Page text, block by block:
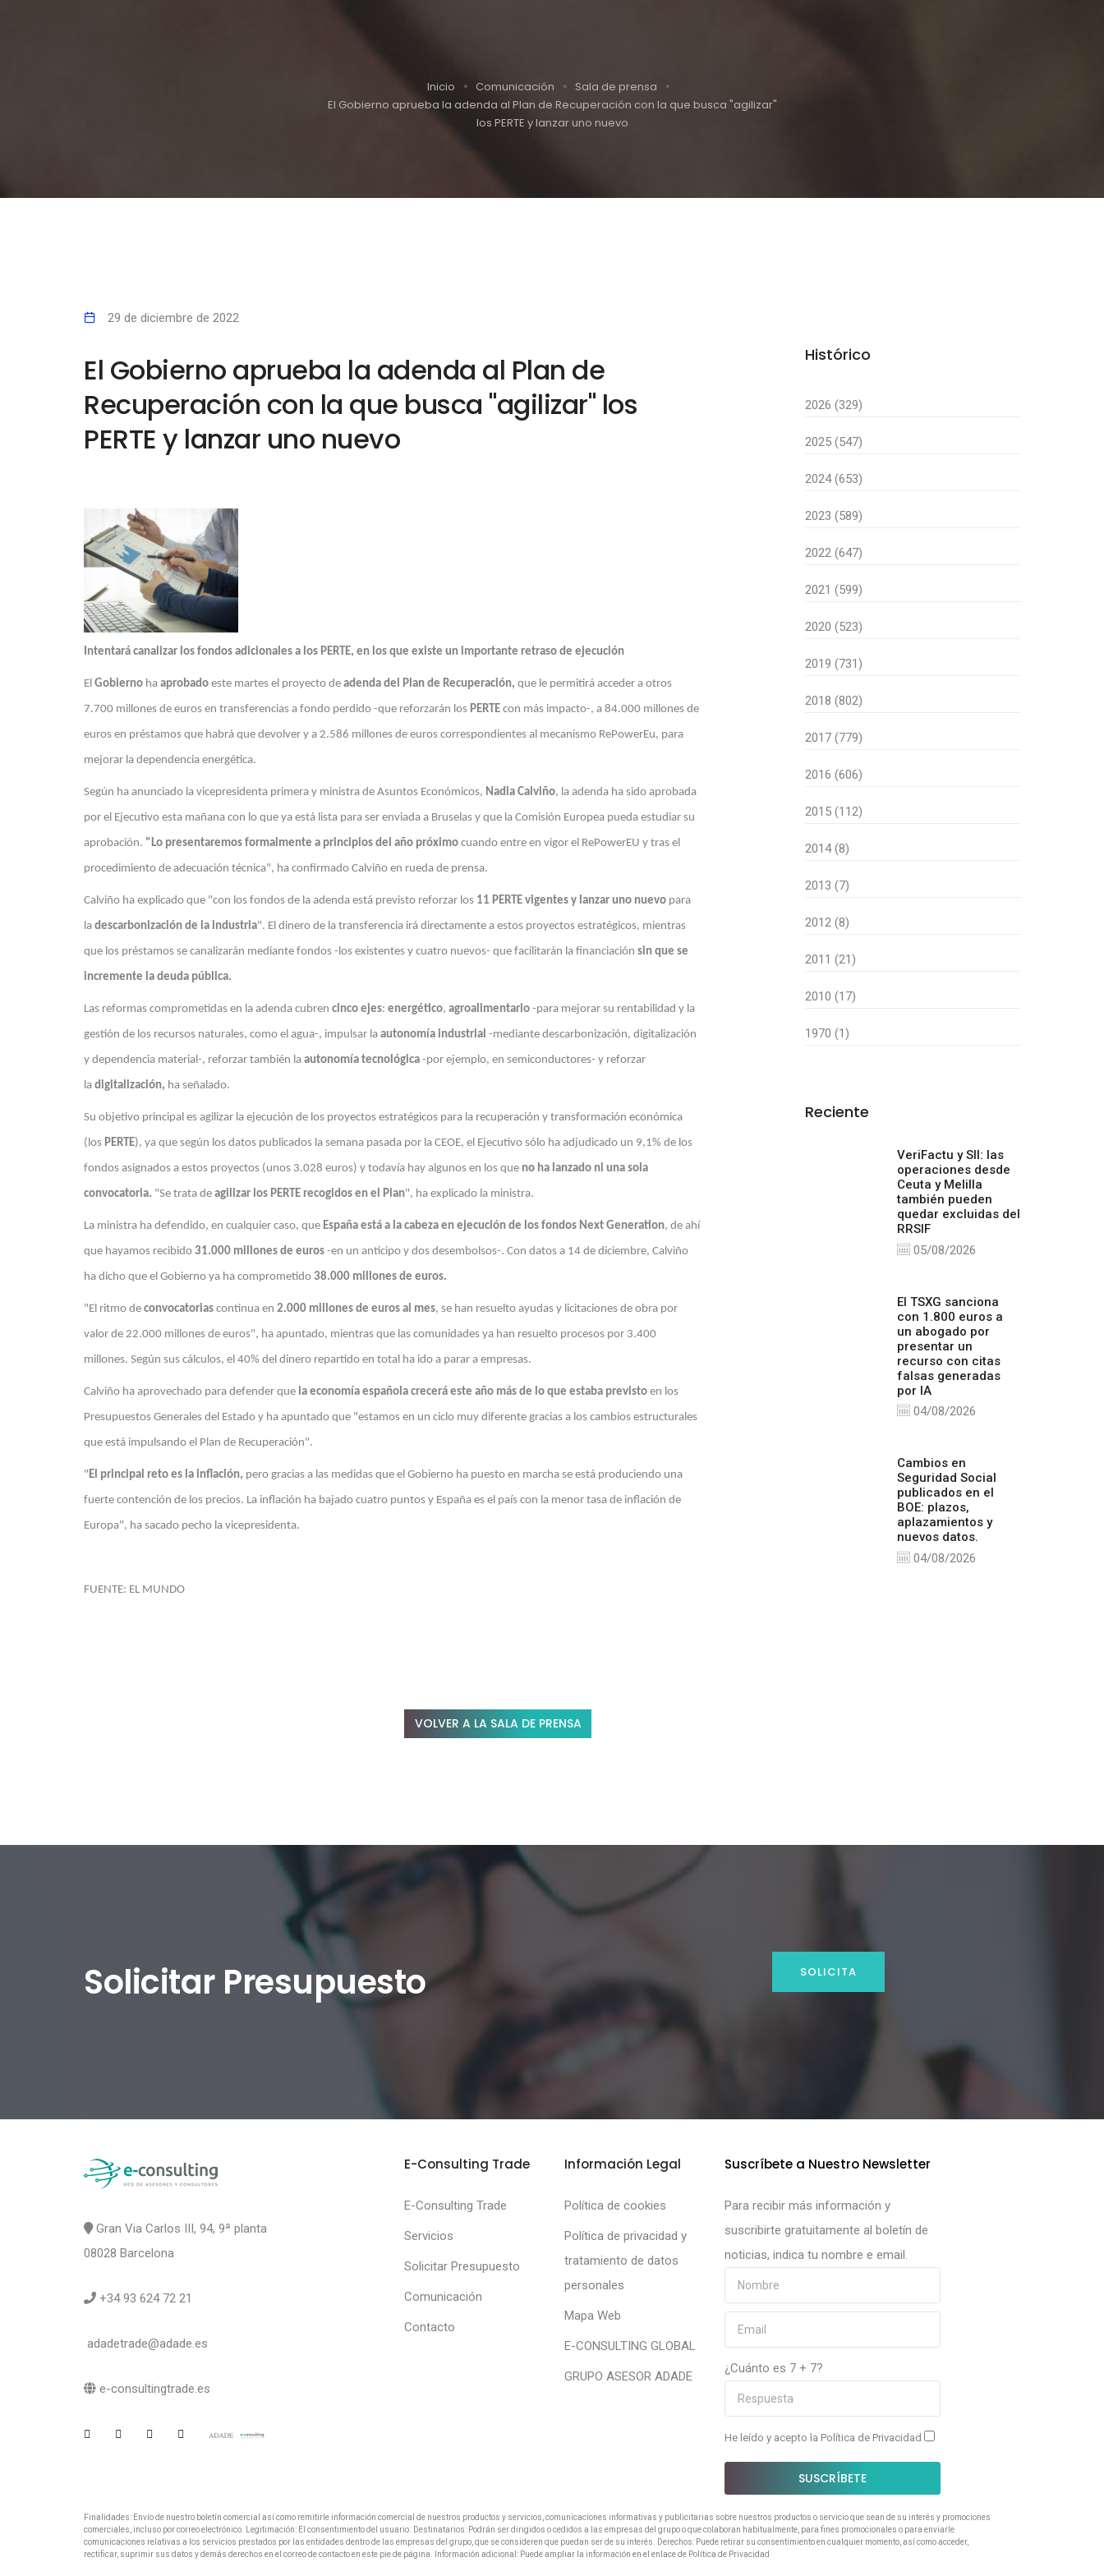
Inicio Comunicación
Sala de prensa
El Gobierno aprueba la adenda al Plan de Recuperación con la que busca "agilizar"
los PERTE y lanzar uno nuevo
29 de diciembre de 2022
El Gobierno aprueba la adenda al Plan de
Recuperación con la que busca "agilizar" los
PERTE y lanzar uno nuevo
Intentará canalizar los fondos adicionales a los PERTE, en los que existe un importante retraso de ejecución
El Gobierno ha aprobado este martes el proyecto de adenda del Plan de Recuperación, que le permitirá acceder a otros
7.700 millones de euros en transferencias a fondo perdido -que reforzarán los PERTE con más impacto-, a 84.000 millones de
euros en préstamos que habrá que devolver y a 2.586 millones de euros correspondientes al mecanismo RePowerEu, para
mejorar la dependencia energética.
Según ha anunciado la vicepresidenta primera y ministra de Asuntos Económicos, Nadia Calviño, la adenda ha sido aprobada
por el Ejecutivo esta mañana con lo que ya está lista para ser enviada a Bruselas y que la Comisión Europea pueda estudiar su
aprobación. "Lo presentaremos formalmente a principios del año próximo cuando entre en vigor el RePowerEU y tras el
procedimiento de adecuación técnica", ha confirmado Calviño en rueda de prensa.
Calviño ha explicado que "con los fondos de la adenda está previsto reforzar los 11 PERTE vigentes y lanzar uno nuevo para
la descarbonización de la industria". El dinero de la transferencia irá directamente a estos proyectos estratégicos, mientras
que los préstamos se canalizarán mediante fondos -los existentes y cuatro nuevos- que facilitarán la financiación sin que se
incremente la deuda pública.
Las reformas comprometidas en la adenda cubren cinco ejes: energético, agroalimentario -para mejorar su rentabilidad y la
gestión de los recursos naturales, como el agua-, impulsar la autonomía industrial -mediante descarbonización, digitalización
y dependencia material-, reforzar también la autonomía tecnológica -por ejemplo, en semiconductores- y reforzar
la digitalización, ha señalado.
Su objetivo principal es agilizar la ejecución de los proyectos estratégicos para la recuperación y transformación económica
(los PERTE), ya que según los datos publicados la semana pasada por la CEOE, el Ejecutivo sólo ha adjudicado un 9,1% de los
fondos asignados a estos proyectos (unos 3.028 euros) y todavía hay algunos en los que no ha lanzado ni una sola
convocatoria. "Se trata de agilizar los PERTE recogidos en el Plan", ha explicado la ministra.
La ministra ha defendido, en cualquier caso, que España está a la cabeza en ejecución de los fondos Next Generation, de ahí
que hayamos recibido 31.000 millones de euros -en un anticipo y dos desembolsos-. Con datos a 14 de diciembre, Calviño
ha dicho que el Gobierno ya ha comprometido 38.000 millones de euros.
"El ritmo de convocatorias continua en 2.000 millones de euros al mes, se han resuelto ayudas y licitaciones de obra por
valor de 22.000 millones de euros", ha apuntado, mientras que las comunidades ya han resuelto procesos por 3.400
millones. Según sus cálculos, el 40% del dinero repartido en total ha ido a parar a empresas.
Calviño ha aprovechado para defender que la economía española crecerá este año más de lo que estaba previsto en los
Presupuestos Generales del Estado y ha apuntado que "estamos en un ciclo muy diferente gracias a los cambios estructurales
que está impulsando el Plan de Recuperación".
" El principal reto es la inflación, pero gracias a las medidas que el Gobierno ha puesto en marcha se está produciendo una
fuerte contención de los precios. La inflación ha bajado cuatro puntos y España es el país con la menor tasa de inflación de
Europa", ha sacado pecho la vicepresidenta.
FUENTE: EL MUNDO
VOLVER A LA SALA DE PRENSA
Histórico
2026 (329)
2025 (547)
2024 (653)
2023 (589)
2022 (647)
2021 (599)
2020 (523)
2019 (731)
2018 (802)
2017 (779)
2016 (606)
2015 (112)
2014 (8)
2013 (7)
2012 (8)
2011 (21)
2010 (17)
1970 (1)
Reciente
VeriFactu y SII: las
operaciones desde
Ceuta y Melilla
también pueden
quedar excluidas del
RRSIF
05/08/2026
El TSXG sanciona
con 1.800 euros a
un abogado por
presentar un
recurso con citas
falsas generadas
por IA
04/08/2026
Cambios en
Seguridad Social
publicados en el
BOE: plazos,
aplazamientos y
nuevos datos.
04/08/2026
Solicitar Presupuesto SOLICITA
Gran Via Carlos III, 94, 9ª planta
08028 Barcelona
+34 93 624 72 21
adadetrade@adade.es
e-consultingtrade.es
E-Consulting Trade
E-Consulting Trade
Servicios
Solicitar Presupuesto
Comunicación
Contacto
Información Legal
Política de cookies
Política de privacidad y
tratamiento de datos
personales
Mapa Web
E-CONSULTING GLOBAL
GRUPO ASESOR ADADE
Suscríbete a Nuestro Newsletter
Para recibir más información y
suscribirte gratuitamente al boletín de
noticias, indica tu nombre e email.
¿Cuánto es 7 + 7?
He leído y acepto la Política de Privacidad
SUSCRÍBETE
Finalidades: Envío de nuestro boletín comercial así como remitirle información comercial de nuestros productos y servicios, comunicaciones informativas y publicitarias sobre nuestros productos o servicio que sean de su interés y promociones
comerciales, incluso por correo electrónico. Legitimación: El consentimiento del usuario. Destinatarios: Podrán ser dirigidos o cedidos a las empresas del grupo o que colaboran habitualmente, para fines promocionales o para enviarle
comunicaciones relativas a los servicios prestados por las entidades dentro de las empresas del grupo, que se consideren que puedan ser de su interés. Derechos: Puede retirar su consentimiento en cualquier momento, así como acceder,
rectificar, suprimir sus datos y demás derechos en el correo de contacto en este pie de página. Información adicional: Puede ampliar la información en el enlace de Política de Privacidad